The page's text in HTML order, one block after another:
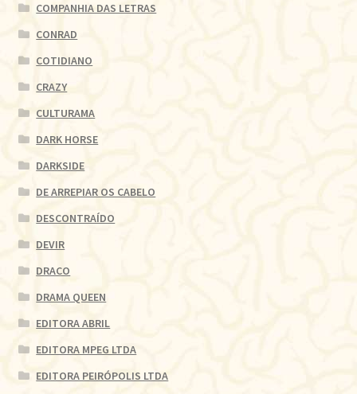
COMPANHIA DAS LETRAS
CONRAD
COTIDIANO
CRAZY
CULTURAMA
DARK HORSE
DARKSIDE
DE ARREPIAR OS CABELO
DESCONTRAÍDO
DEVIR
DRACO
DRAMA QUEEN
EDITORA ABRIL
EDITORA MPEG LTDA
EDITORA PEIRÓPOLIS LTDA